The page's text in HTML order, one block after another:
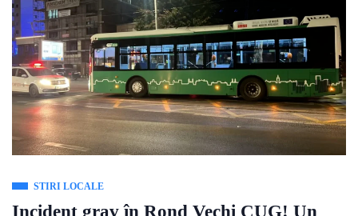
STIRI LOCALE
Incident grav în Rond Vechi CUG! Un